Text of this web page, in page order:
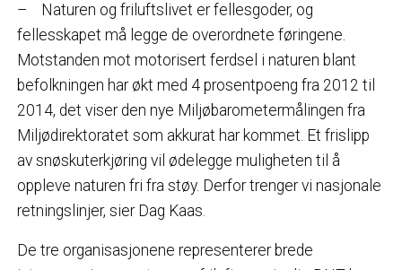
– Naturen og friluftslivet er fellesgoder, og
fellesskapet må legge de overordnete føringene.
Motstanden mot motorisert ferdsel i naturen blant
befolkningen har økt med 4 prosentpoeng fra 2012 til
2014, det viser den nye Miljøbarometermålingen fra
Miljødirektoratet som akkurat har kommet. Et frislipp
av snøskuterkjøring vil ødelegge muligheten til å
oppleve naturen fri fra støy. Derfor trenger vi nasjonale
retningslinjer, sier Dag Kaas.
De tre organisasjonene representerer brede